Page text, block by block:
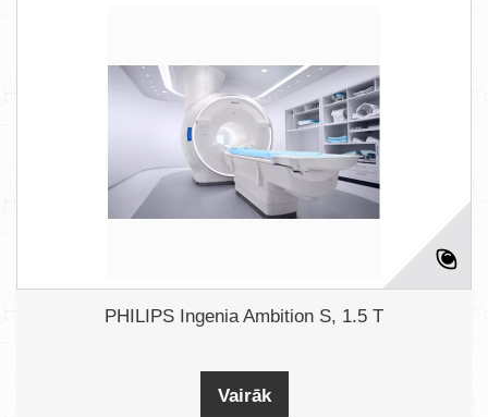
PHILIPS Ingenia Ambition S, 1.5 T
Vairāk